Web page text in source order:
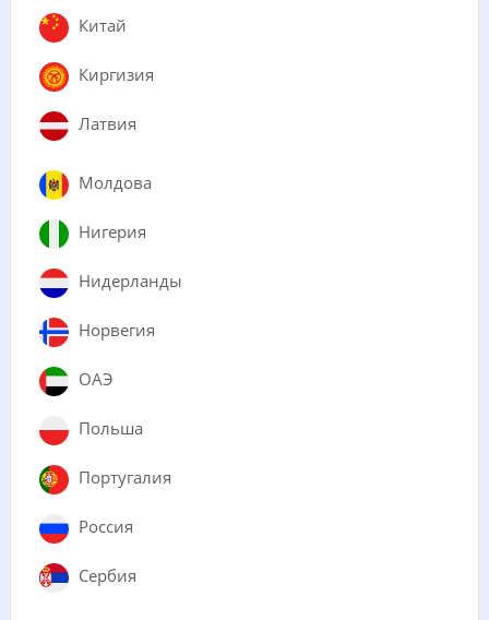
Китай
Киргизия
Латвия
Молдова
Нигерия
Нидерланды
Норвегия
ОАЭ
Польша
Португалия
Россия
Сербия